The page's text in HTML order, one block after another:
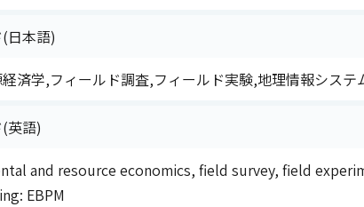
日本語)
済学,フィールド調査,フィールド実験,地理情報システ
英語)
and resource economics, field survey, field
EBPM